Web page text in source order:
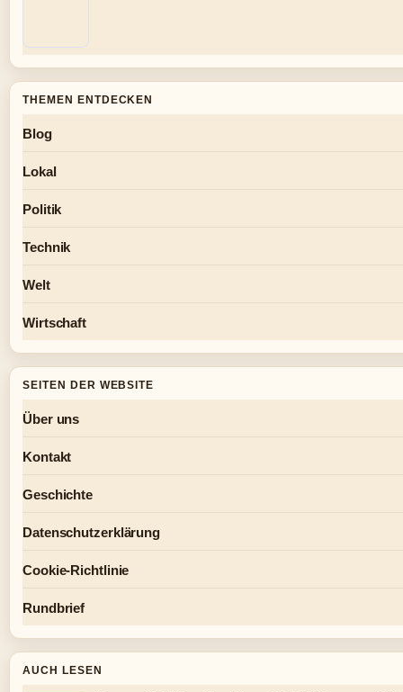
THEMEN ENTDECKEN
Blog
Lokal
Politik
Technik
Welt
Wirtschaft
SEITEN DER WEBSITE
Über uns
Kontakt
Geschichte
Datenschutzerklärung
Cookie-Richtlinie
Rundbrief
AUCH LESEN